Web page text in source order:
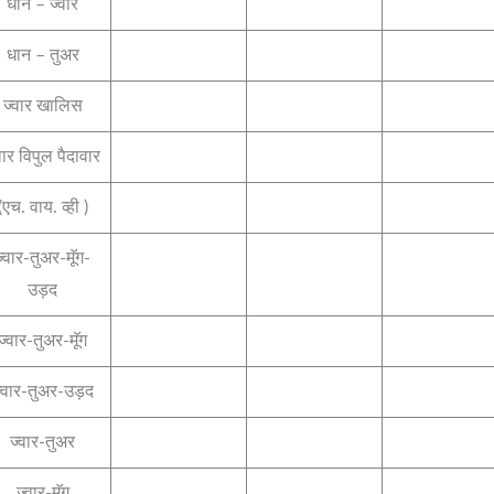
धान – ज्वार
धान – तुअर
ज्वार खालिस
विपुल पैदावार
वाय. व्ही )
तुअर-मॅूग-
उड़द
तुअर-मॅूग
तुअर-उड़द
ज्वार-तुअर